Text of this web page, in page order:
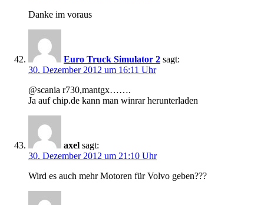
Danke im voraus
Euro Truck Simulator 2 sagt:
30. Dezember 2012 um 16:11 Uhr
@scania r730,mantgx…….
Ja auf chip.de kann man winrar herunterladen
axel sagt:
30. Dezember 2012 um 21:10 Uhr
Wird es auch mehr Motoren für Volvo geben???